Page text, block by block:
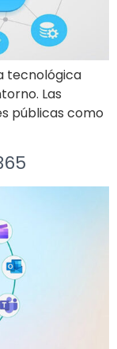
tecnológica
Las
públicas como